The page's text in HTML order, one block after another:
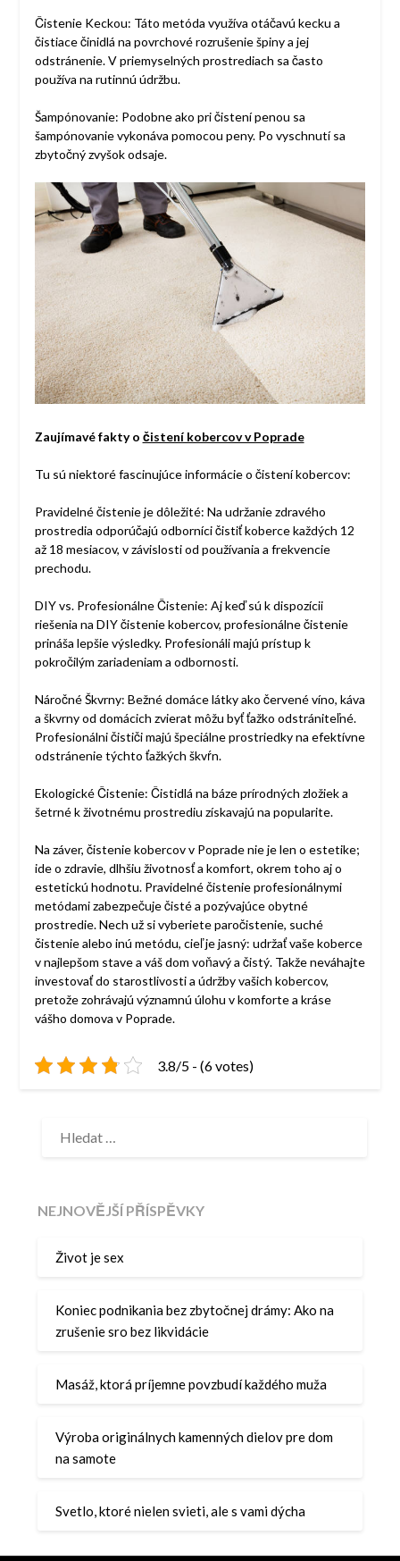
Čistenie Keckou: Táto metóda využíva otáčavú kecku a
čistiace činidlá na povrchové rozrušenie špiny a jej
odstránenie. V priemyselných prostrediach sa často
používa na rutinnú údržbu.
Šampónovanie: Podobne ako pri čistení penou sa
šampónovanie vykonáva pomocou peny. Po vyschnutí sa
zbytočný zvyšok odsaje.
Zaujímavé fakty o čistení kobercov v Poprade
Tu sú niektoré fascinujúce informácie o čistení kobercov:
Pravidelné čistenie je dôležité: Na udržanie zdravého
prostredia odporúčajú odborníci čistiť koberce každých 12
až 18 mesiacov, v závislosti od používania a frekvencie
prechodu.
DIY vs. Profesionálne Čistenie: Aj keď sú k dispozícii
riešenia na DIY čistenie kobercov, profesionálne čistenie
prináša lepšie výsledky. Profesionáli majú prístup k
pokročilým zariadeniam a odbornosti.
Náročné Škvrny: Bežné domáce látky ako červené víno, káva
a škvrny od domácich zvierat môžu byť ťažko odstrániteľné.
Profesionálni čističi majú špeciálne prostriedky na efektívne
odstránenie týchto ťažkých škvŕn.
Ekologické Čistenie: Čistidlá na báze prírodných zložiek a
šetrné k životnému prostrediu získavajú na popularite.
Na záver, čistenie kobercov v Poprade nie je len o estetike;
ide o zdravie, dlhšiu životnosť a komfort, okrem toho aj o
estetickú hodnotu. Pravidelné čistenie profesionálnymi
metódami zabezpečuje čisté a pozývajúce obytné
prostredie. Nech už si vyberiete paročistenie, suché
čistenie alebo inú metódu, cieľ je jasný: udržať vaše koberce
v najlepšom stave a váš dom voňavý a čistý. Takže neváhajte
investovať do starostlivosti a údržby vašich kobercov,
pretože zohrávajú významnú úlohu v komforte a kráse
vášho domova v Poprade.
3.8/5 - (6 votes)
NEJNOVĚJŠÍ PŘÍSPĚVKY
Život je sex
Koniec podnikania bez zbytočnej drámy: Ako na
zrušenie sro bez likvidácie
Masáž, ktorá príjemne povzbudí každého muža
Výroba originálnych kamenných dielov pre dom
na samote
Svetlo, ktoré nielen svieti, ale s vami dýcha